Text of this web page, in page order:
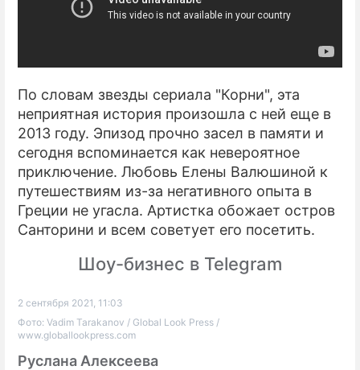
По словам звезды сериала "Корни", эта
неприятная история произошла с ней еще в
2013 году. Эпизод прочно засел в памяти и
сегодня вспоминается как невероятное
приключение. Любовь Елены Валюшиной к
путешествиям из-за негативного опыта в
Греции не угасла. Артистка обожает остров
Санторини и всем советует его посетить.
Шоу-бизнес в Telegram
2 сентября 2021, 11:03
Фото: Vadim Tarakanov / Global Look Press /
www.globallookpress.com
Руслана Алексеева